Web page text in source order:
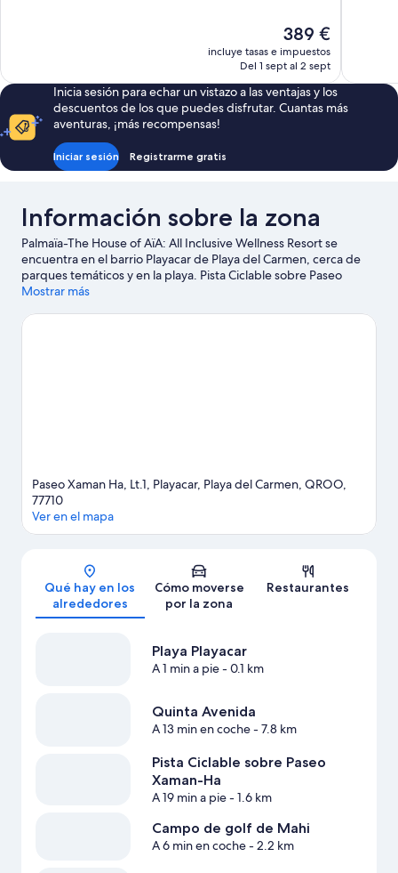
El
precio
actual
de
389 €
389 €
incluye tasas e impuestos
Del 1 sept al 2 sept
Inicia sesión para echar un vistazo a las ventajas y los
descuentos de los que puedes disfrutar. Cuantas más
aventuras, ¡más recompensas!
Iniciar sesión Registrarme gratis
Información sobre la zona
Palmaïa-The House of AïA: All Inclusive Wellness Resort se
encuentra en el barrio Playacar de Playa del Carmen, cerca de
parques temáticos y en la playa. Pista Ciclable sobre Paseo
Xaman-Ha y Terminal marítima de Playa del Carmen son
activas; si lo tuyo son las compras, no te pierdas Quinta Avenida.
Mostrar más
Paseo Xaman Ha, Lt.1, Playacar, Playa del Carmen, QROO,
77710
Ver en el mapa
Qué hay en los
alrededores
Cómo moverse
por la zona
Restaurantes
Playa Playacar
A 1 min a pie- 0.1 km
Quinta Avenida
A 13 min en coche- 7.8 km
Pista Ciclable sobre Paseo
Xaman-Ha
A 19 min a pie- 1.6 km
Campo de golf de Mahi
A 6 min en coche- 2.2 km